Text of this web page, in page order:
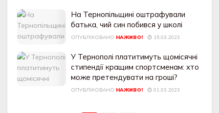
На Тернопільщині оштрафували
батька, чий син побився у школі
ОПУБЛІКОВАНО НАЖИВО! 15.03.2023
У Тернополі платитимуть щомісячні
стипендії кращим спортсменам: хто
може претендувати на гроші?
ОПУБЛІКОВАНО НАЖИВО! 01.03.2023